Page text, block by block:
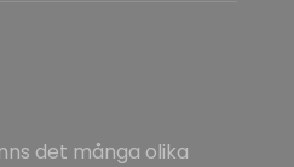
det många olika